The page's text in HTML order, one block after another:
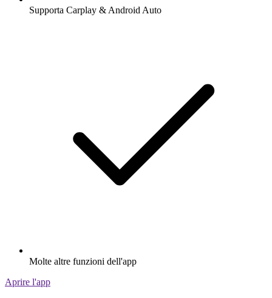
Supporta Carplay & Android Auto
Molte altre funzioni dell'app
Aprire l'app